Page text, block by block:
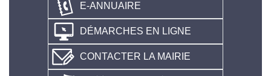
E-ANNUAIRE
DÉMARCHES EN LIGNE
CONTACTER LA MAIRIE